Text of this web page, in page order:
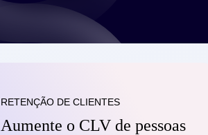
RETENÇÃO DE CLIENTES
Aumente o CLV de pessoas